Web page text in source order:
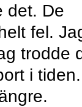
det. De
fel.
trodde
i tiden.